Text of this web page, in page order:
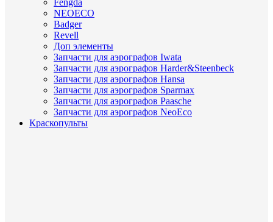
Fengda
NEOECO
Badger
Revell
Доп элементы
Запчасти для аэрографов Iwata
Запчасти для аэрографов Harder&Steenbeck
Запчасти для аэрографов Hansa
Запчасти для аэрографов Sparmax
Запчасти для аэрографов Paasche
Запчасти для аэрографов NeoEco
Краскопульты